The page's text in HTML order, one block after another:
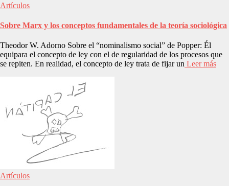
Artículos
Sobre Marx y los conceptos fundamentales de la teoría sociológica
Theodor W. Adorno Sobre el “nominalismo social” de Popper: Él
equipara el concepto de ley con el de regularidad de los procesos que
se repiten. En realidad, el concepto de ley trata de fijar un Leer más
Artículos